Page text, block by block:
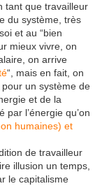
tant que travailleur
du système, très
et au “bien
mieux vivre, on
on arrive
“, mais en fait, on
un système de
et de la
l’énergie qu’on
humaines) et
de travailleur
illusion un temps,
le capitalisme